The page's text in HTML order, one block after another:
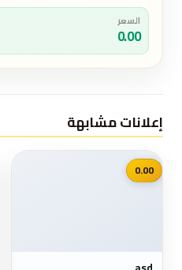
السعر
0.00
إعلانات مشابهة
📷
0.00